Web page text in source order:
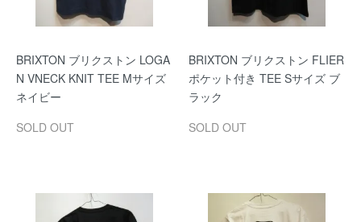
BRIXTON ブリクストン LOGA
N VNECK KNIT TEE Mサイズ
ネイビー
SOLD OUT
BRIXTON ブリクストン FLIER
ポケット付き TEE Sサイズ ブ
ラック
SOLD OUT